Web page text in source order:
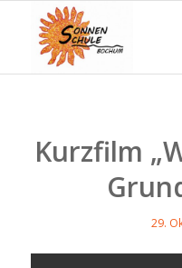
Kurzfilm
29.